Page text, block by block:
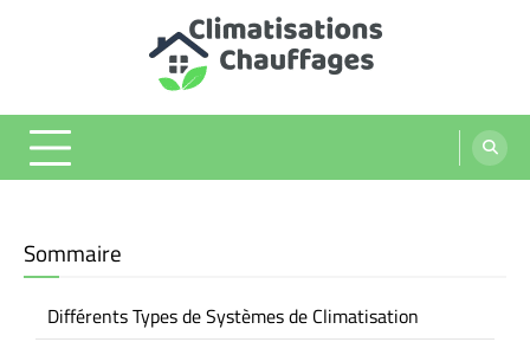
Climatisations chauffages
Sommaire
Différents Types de Systèmes de Climatisation